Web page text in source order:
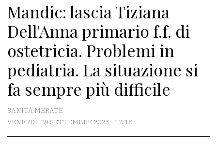
Associazioni
Meteo
CONTATTI
La
redazione
Scrivici
Mandic: lascia Tiziana
Dell'Anna primario f.f. di
ostetricia. Problemi in
pediatria. La situazione si
fa sempre più difficile
SANITÀ MERATE
VENERDÌ, 29 SETTEMBRE 2023 - 12:18